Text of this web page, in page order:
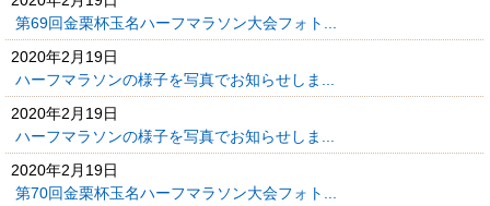
第69回金栗杯玉名ハーフマラソン大会フォト...
2020年2月19日
ハーフマラソンの様子を写真でお知らせしま...
2020年2月19日
ハーフマラソンの様子を写真でお知らせしま...
2020年2月19日
第70回金栗杯玉名ハーフマラソン大会フォト...